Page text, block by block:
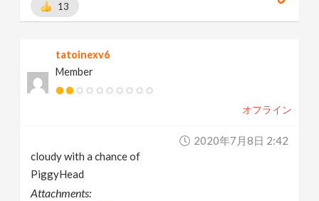
13
tatoinexv6
Member
オフライン
2020年7月8日 2:42
cloudy with a chance of
PiggyHead
Attachments: